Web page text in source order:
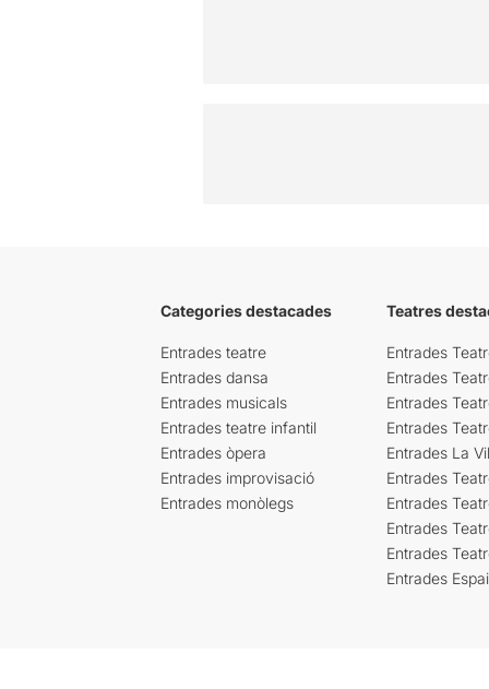
Categories destacades
Entrades teatre
Entrades dansa
Entrades musicals
Entrades teatre infantil
Entrades òpera
Entrades improvisació
Entrades monòlegs
Teatres
Entrades
Entrades
Entrades
Entrades
Entrades La
Entrades
Entrades
Entrades
Entrades
Entrades